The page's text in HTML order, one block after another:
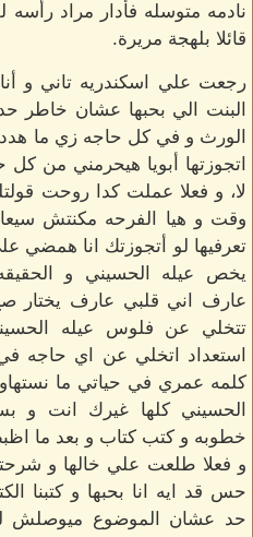
نادمه متوسله فأدار مراد رأسه
قائلا بلهجة مريرة.
رجعت علي اسكندريه تاني و
البنت الي بحبها عشان
الورث و في كل حاجه زي ما
اتجوزتها أبويا هيحرمني من
لا، و فعلا عملت كدا روحت
وقت و هيا الفرحه مكنتش
تعرفيها لو أتجوزتك انا
يخص عيله الحسيني و
عارف اني قلبي عارف يختار
تتخلي عن فلوس عيله
استعداد اتخلي عن اي حاجه
كلمه عمري في حياتي ما
الحسيني كلها غيرك انت و
خطوبه و كتب كتاب و بعد ما
و فعلا طلعت علي خالها و
حس قد ايه انا بحبها و كتبنا
حد عشان الموضوع ميوصلش